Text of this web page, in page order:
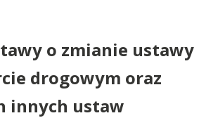
o zmianie ustawy
drogowym oraz
innych ustaw